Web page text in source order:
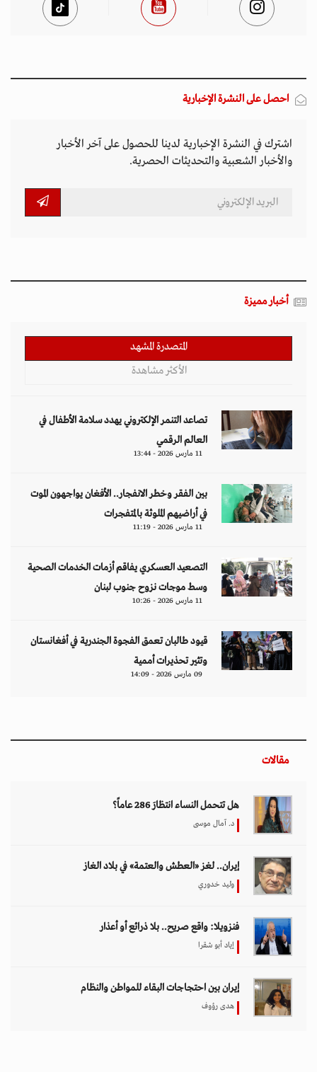
احصل على النشرة الإخبارية
اشترك في النشرة الإخبارية لدينا للحصول على آخر الأخبار
والأخبار الشعبية والتحديثات الحصرية.
أخبار مميزة
المتصدرة المشهد
الأكثر مشاهدة
تصاعد التنمر الإلكتروني يهدد سلامة الأطفال في
العالم الرقمي
11 مارس 2026 - 13:44
بين الفقر وخطر الانفجار.. الأفغان يواجهون الموت
في أراضيهم الملوثة بالمتفجرات
11 مارس 2026 - 11:19
التصعيد العسكري يفاقم أزمات الخدمات الصحية
وسط موجات نزوح جنوب لبنان
11 مارس 2026 - 10:26
قيود طالبان تعمق الفجوة الجندرية في أفغانستان
وتثير تحذيرات أممية
09 مارس 2026 - 14:09
مقالات
هل تتحمل النساء انتظارَ 286 عاماً؟
د. آمال موسى
إيران.. لغز «العطش والعتمة» في بلاد الغاز
وليد خدوري
فنزويلا: واقع صريح.. بلا ذرائع أو أعذار
إياد أبو شقرا
إيران بين احتجاجات البقاء للمواطن والنظام
هدى رؤوف